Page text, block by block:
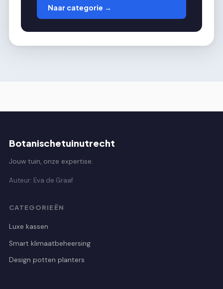
Naar categorie →
Botanischetuinutrecht
Jouw tuin, onze expertise.
Auteur: Eva de Graaf
CATEGORIEËN
Luxe kassen
Smart klimaatbeheersing
Design potten planters